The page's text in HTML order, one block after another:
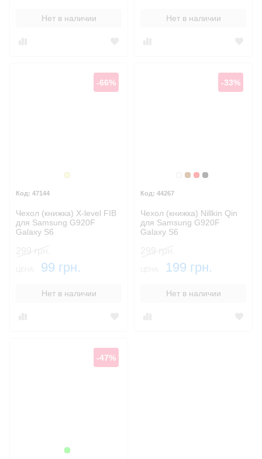
Нет в наличии Нет в наличии
Золотой
-66%
47144
Чехол (книжка) X-level FIB
для Samsung G920F
Galaxy S6
99 грн.
Нет в наличии
Белый
Коричневый
Красный
Черный
-33%
44267
Чехол (книжка) Nillkin Qin
для Samsung G920F
Galaxy S6
199 грн.
Нет в наличии
Зеленый
-47%